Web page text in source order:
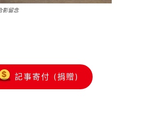
影留念
記事寄付 (捐贈)